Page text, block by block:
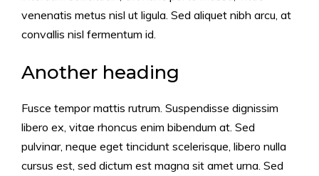
venenatis metus nisl ut ligula. Sed aliquet nibh arcu, at
convallis nisl fermentum id.
Another heading
Fusce tempor mattis rutrum. Suspendisse dignissim
libero ex, vitae rhoncus enim bibendum at. Sed
pulvinar, neque eget tincidunt scelerisque, libero nulla
cursus est, sed dictum est magna sit amet urna. Sed